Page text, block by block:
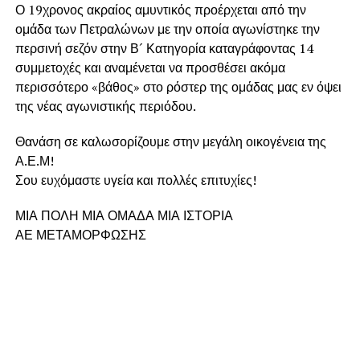
Ο 19χρονος ακραίος αμυντικός προέρχεται από την
ομάδα των Πετραλώνων με την οποία αγωνίστηκε την
περσινή σεζόν στην Β´ Κατηγορία καταγράφοντας 14
συμμετοχές και αναμένεται να προσθέσει ακόμα
περισσότερο «βάθος» στο ρόστερ της ομάδας μας εν όψει
της νέας αγωνιστικής περιόδου.
Θανάση σε καλωσορίζουμε στην μεγάλη οικογένεια της
Α.Ε.Μ!
Σου ευχόμαστε υγεία και πολλές επιτυχίες!
ΜΙΑ ΠΟΛΗ ΜΙΑ ΟΜΑΔΑ ΜΙΑ ΙΣΤΟΡΙΑ
ΑΕ ΜΕΤΑΜΟΡΦΩΣΗΣ